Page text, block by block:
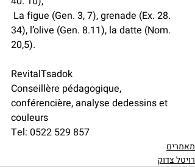
34), l’olive (Gen. 8.11), la datte (Nom.
20,5).
RevitalTsadok
Conseillère pédagogique,
conférencière, analyse dedessins et
couleurs
Tel: 0522 529 857
מאמרים
רויטל צדוק